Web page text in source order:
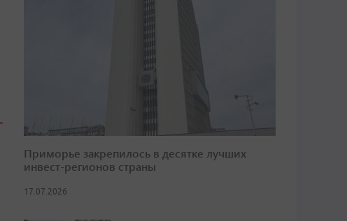
Приморье закрепилось в десятке лучших
инвест-регионов страны
17.07.2026